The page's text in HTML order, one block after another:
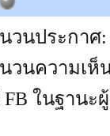
วนประกาศ:
วนความเห็
FB ในฐานะ